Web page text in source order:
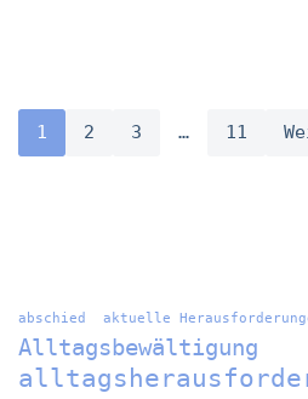
1 2 3 … 11
abschied aktuelle
Alltagsbewältigung